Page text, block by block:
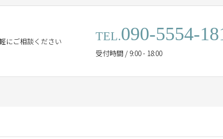
にご相談ください TEL.090-5554-
受付時間 / 9:00 - 18:00